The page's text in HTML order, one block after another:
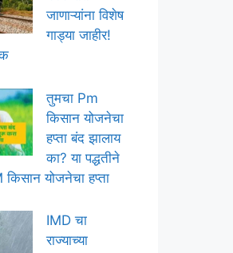
जाणाऱ्यांना विशेष
गाड्या जाहीर!
तुमचा Pm
किसान योजनेचा
हप्ता बंद झालाय
का? या पद्धतीने
योजनेचा हप्ता
IMD चा
राज्याच्या